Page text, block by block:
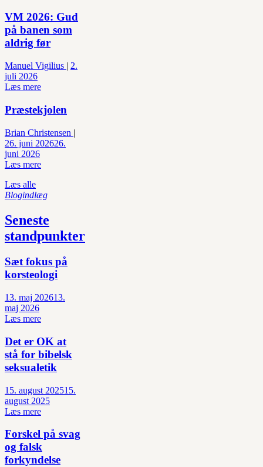
VM 2026: Gud
på banen som
aldrig før
Manuel Vigilius | 2.
juli 2026
Læs mere
Præstekjolen
Brian Christensen |
26. juni 202626.
juni 2026
Læs mere
Læs alle
Blogindlæg
Seneste
standpunkter
Sæt fokus på
korsteologi
13. maj 202613.
maj 2026
Læs mere
Det er OK at
stå for bibelsk
seksualetik
15. august 202515.
august 2025
Læs mere
Forskel på svag
og falsk
forkyndelse